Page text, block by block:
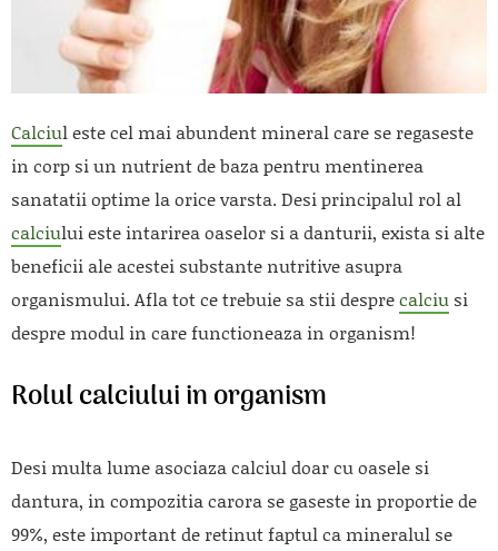
Calciul este cel mai abundent mineral care se regaseste
in corp si un nutrient de baza pentru mentinerea
sanatatii optime la orice varsta. Desi principalul rol al
calciului este intarirea oaselor si a danturii, exista si alte
beneficii ale acestei substante nutritive asupra
organismului. Afla tot ce trebuie sa stii desprecalciu si
despre modul in care functioneaza in organism!
Rolul calciului in organism
Desi multa lume asociaza calciul doar cu oasele si
dantura, in compozitia carora se gaseste in proportie de
99%, este important de retinut faptul ca mineralul se